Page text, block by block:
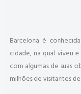
Barcelona é
cidade, na qual viveu
com algumas de suas
milhões de visitantes